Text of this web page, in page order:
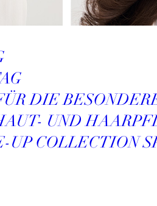
DIE
UND
COLLECTION